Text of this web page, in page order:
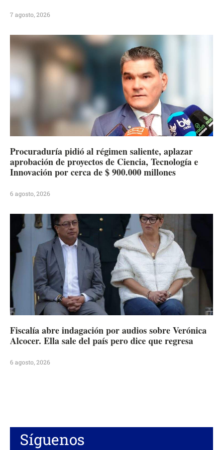
7 agosto, 2026
Procuraduría pidió al régimen saliente, aplazar
aprobación de proyectos de Ciencia, Tecnología e
Innovación por cerca de $ 900.000 millones
6 agosto, 2026
Fiscalía abre indagación por audios sobre Verónica
Alcocer. Ella sale del país pero dice que regresa
6 agosto, 2026
Síguenos